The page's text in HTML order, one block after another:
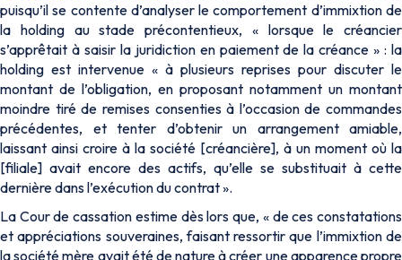
puisqu’il se contente d’analyser le comportement d’immixtion de
la holding au stade précontentieux, « lorsque le créancier
s’apprêtait à saisir la juridiction en paiement de la créance » : la
holding est intervenue « à plusieurs reprises pour discuter le
montant de l’obligation, en proposant notamment un montant
moindre tiré de remises consenties à l’occasion de commandes
précédentes, et tenter d’obtenir un arrangement amiable,
laissant ainsi croire à la société [créancière], à un moment où la
[filiale] avait encore des actifs, qu’elle se substituait à cette
dernière dans l’exécution du contrat ».
La Cour de cassation estime dès lors que, « de ces constatations
et appréciations souveraines, faisant ressortir que l’immixtion de
la société mère avait été de nature à créer une apparence propre